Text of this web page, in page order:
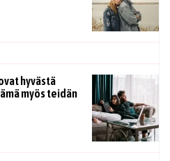
hyvästä
myös teidän